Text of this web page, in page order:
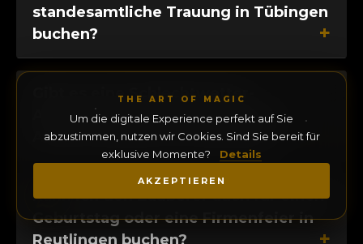
standesamtliche Trauung in Tübingen
buchen?
Gibt es eine Schlechtwetter-
Alternative für den Einsatz beim
Außen-Empfang in Reutlingen?
Kann ich den Zauberer auch für einen
Geburtstag oder eine Firmenfeier in
Reutlingen buchen?
THE ART OF MAGIC
Um die digitale Experience perfekt auf Sie
abzustimmen, nutzen wir Cookies. Sind Sie bereit für
exklusive Momente?
Details
AKZEPTIEREN